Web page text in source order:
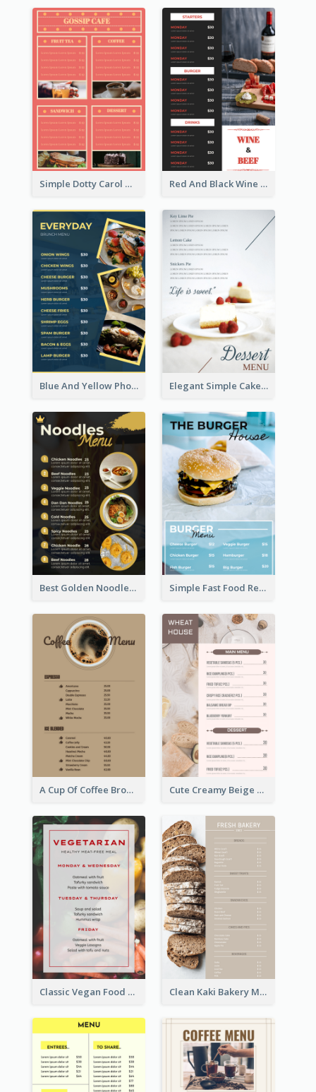
Simple Dotty Carol New Year Menu Design Idea Red And Black Wine Restaurant Menu
Blue And Yellow Photos Bunch Menu Elegant Simple Cake Menu Design Template
Best Golden Noodles Restaurant Menu Design Simple Fast Food Restaurant Menu Design Ideas
A Cup Of Coffee Brown Menu Design Template Cute Creamy Beige Bakery Menu Design Ideas
Classic Vegan Food Menu Design Templates Clean Kaki Bakery Menu Design Ideas